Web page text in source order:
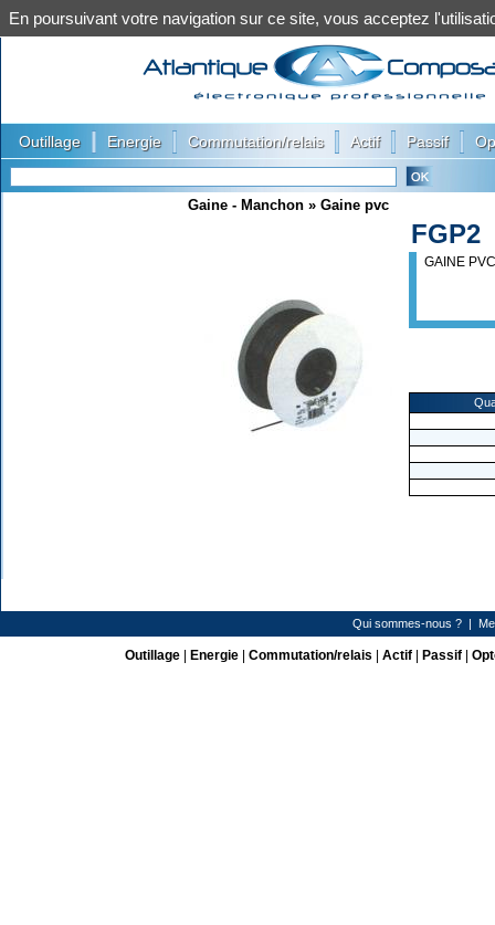
Outillage Energie Commutation/relais Actif Passif
Gaine - Manchon » Gaine pvc
FGP2
GAINE
Qui sommes-nous ? |
Outillage| Energie| Commutation/relais Actif| Passif|
En poursuivant votre navigation sur ce site, vous acceptez